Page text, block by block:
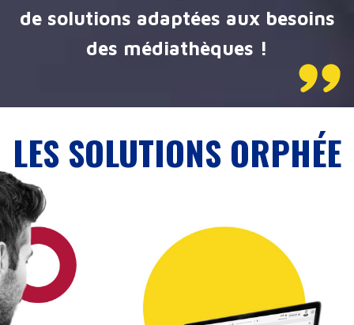
de solutions adaptées aux besoins
des médiathèques !
LES SOLUTIONS ORPHÉE